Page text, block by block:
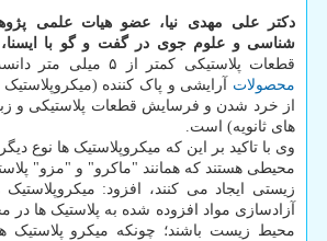
دکتر علی مهدی نیا، عضو هیات علمی
شناسی و علوم جوی در گفت و گو با ایسنا،
قطعات پلاستیکی کمتر از ۵ میلی متر دانست که منشاء آنها از
محصولات آرایشی و پاک کننده
از خرد شدن و فرسایش قطعات پلاستیکی و
های ثانویه) است.
وی با تاکید بر این که میکروپلاستیک ها نوع
محیطی هستند که همانند "ماکرو" و "مزو"
زیستی ایجاد می کنند، افزود: میکروپلاستیک
آزادسازی مواد افزوده شده به پلاستیک ها در
محیط زیست باشند؛ چونکه میکرو پلاستیک